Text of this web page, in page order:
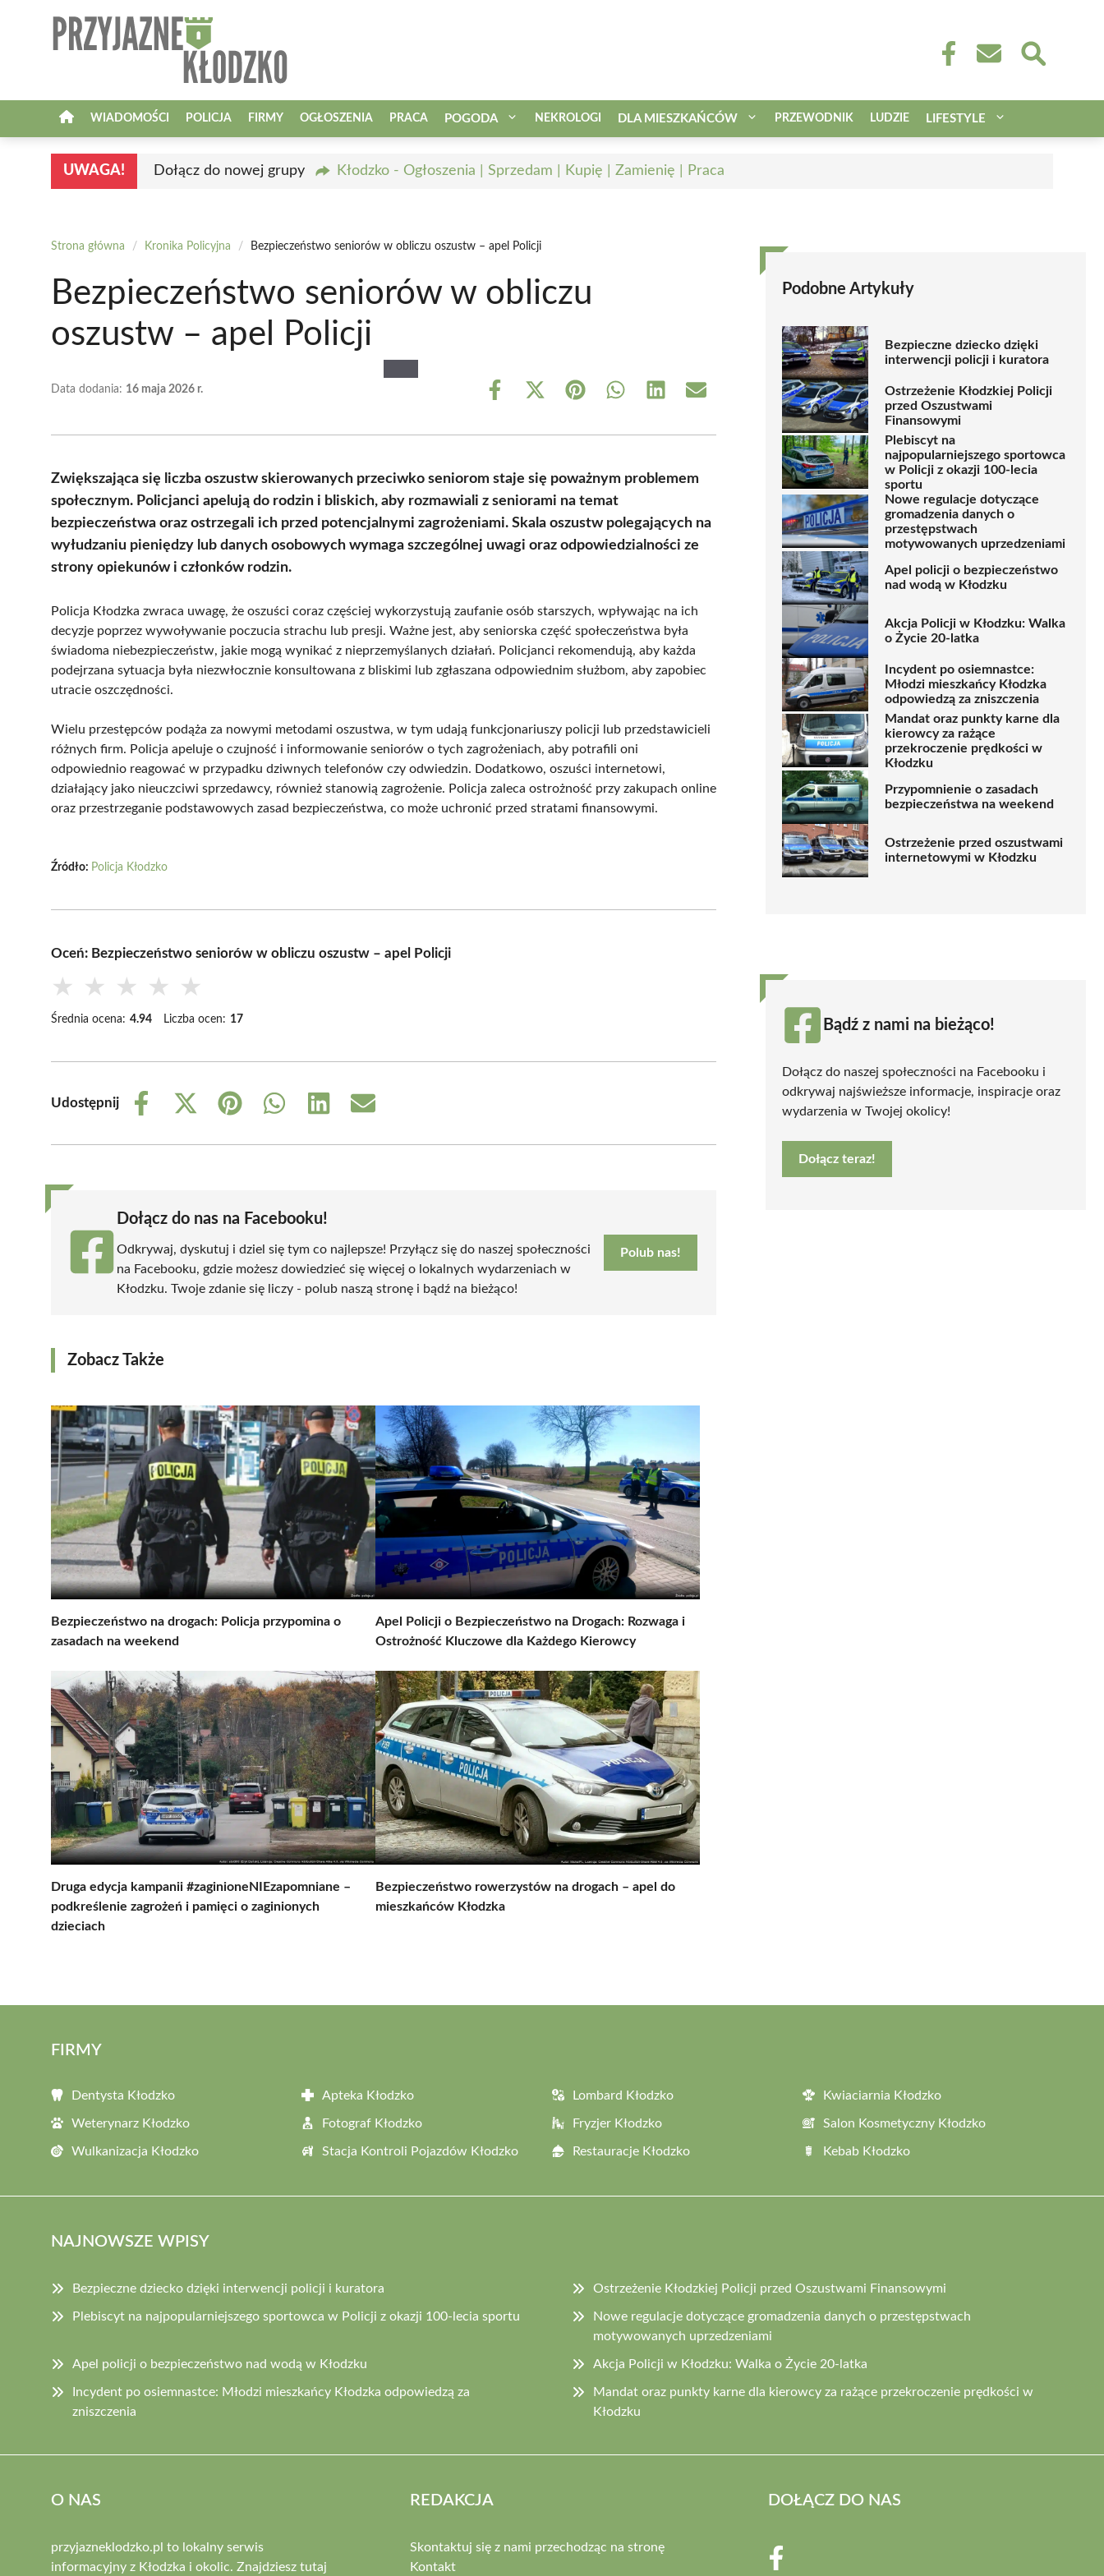
WIADOMOŚCI POLICJA FIRMY OGŁOSZENIA PRACA POGODA NEKROLOGI DLA MIESZKAŃCÓW PRZEWODNIK LUDZIE LIFESTYLE
UWAGA! Dołącz do nowej grupy Kłodzko - Ogłoszenia | Sprzedam | Kupię | Zamienię | Praca
Strona główna / Kronika Policyjna / Bezpieczeństwo seniorów w obliczu oszustw – apel Policji
Bezpieczeństwo seniorów w obliczu
oszustw – apel Policji
Data dodania: 16 maja 2026 r.
Share
Share
(Twitter)
Share Share Share Share
Zwiększająca się liczba oszustw skierowanych przeciwko seniorom staje się poważnym problemem
społecznym. Policjanci apelują do rodzin i bliskich, aby rozmawiali z seniorami na temat
bezpieczeństwa oraz ostrzegali ich przed potencjalnymi zagrożeniami. Skala oszustw polegających na
wyłudzaniu pieniędzy lub danych osobowych wymaga szczególnej uwagi oraz odpowiedzialności ze
strony opiekunów i członków rodzin.
Policja Kłodzka zwraca uwagę, że oszuści coraz częściej wykorzystują zaufanie osób starszych, wpływając na ich
decyzje poprzez wywoływanie poczucia strachu lub presji. Ważne jest, aby seniorska część społeczeństwa była
świadoma niebezpieczeństw, jakie mogą wynikać z nieprzemyślanych działań. Policjanci rekomendują, aby każda
podejrzana sytuacja była niezwłocznie konsultowana z bliskimi lub zgłaszana odpowiednim służbom, aby zapobiec
utracie oszczędności.
Wielu przestępców podąża za nowymi metodami oszustwa, w tym udają funkcjonariuszy policji lub przedstawicieli
różnych firm. Policja apeluje o czujność i informowanie seniorów o tych zagrożeniach, aby potrafili oni
odpowiednio reagować w przypadku dziwnych telefonów czy odwiedzin. Dodatkowo, oszuści internetowi,
działający jako nieuczciwi sprzedawcy, również stanowią zagrożenie. Policja zaleca ostrożność przy zakupach online
oraz przestrzeganie podstawowych zasad bezpieczeństwa, co może uchronić przed stratami finansowymi.
Źródło: Policja Kłodzko
Oceń: Bezpieczeństwo seniorów w obliczu oszustw – apel Policji
★ ★ ★ ★ ★
Średnia ocena: 4.94 Liczba ocen: 17
Udostępnij
Share
Share
(Twitter)
Share
Share
Share
Share
Dołącz do nas na Facebooku!
Odkrywaj, dyskutuj i dziel się tym co najlepsze! Przyłącz się do naszej społeczności
na Facebooku, gdzie możesz dowiedzieć się więcej o lokalnych wydarzeniach w
Kłodzku. Twoje zdanie się liczy - polub naszą stronę i bądź na bieżąco!
Polub nas!
Zobacz Także
Bezpieczeństwo na drogach: Policja przypomina o
zasadach na weekend
Apel Policji o Bezpieczeństwo na Drogach: Rozwaga i
Ostrożność Kluczowe dla Każdego Kierowcy
Druga edycja kampanii #zaginioneNIEzapomniane –
podkreślenie zagrożeń i pamięci o zaginionych
dzieciach
Bezpieczeństwo rowerzystów na drogach – apel do
mieszkańców Kłodzka
Podobne Artykuły
Bezpieczne dziecko dzięki
interwencji policji i kuratora
Ostrzeżenie Kłodzkiej Policji
przed Oszustwami
Finansowymi
Plebiscyt na
najpopularniejszego sportowca
w Policji z okazji 100-lecia
sportu
Nowe regulacje dotyczące
gromadzenia danych o
przestępstwach
motywowanych uprzedzeniami
Apel policji o bezpieczeństwo
nad wodą w Kłodzku
Akcja Policji w Kłodzku: Walka
o Życie 20-latka
Incydent po osiemnastce:
Młodzi mieszkańcy Kłodzka
odpowiedzą za zniszczenia
Mandat oraz punkty karne dla
kierowcy za rażące
przekroczenie prędkości w
Kłodzku
Przypomnienie o zasadach
bezpieczeństwa na weekend
Ostrzeżenie przed oszustwami
internetowymi w Kłodzku
Bądź z nami na bieżąco!
Dołącz do naszej społeczności na Facebooku i
odkrywaj najświeższe informacje, inspiracje oraz
wydarzenia w Twojej okolicy!
Dołącz teraz!
FIRMY
Dentysta Kłodzko Apteka Kłodzko Lombard Kłodzko Kwiaciarnia Kłodzko
Weterynarz Kłodzko Fotograf Kłodzko Fryzjer Kłodzko Salon Kosmetyczny Kłodzko
Wulkanizacja Kłodzko Stacja Kontroli Pojazdów Kłodzko Restauracje Kłodzko Kebab Kłodzko
NAJNOWSZE WPISY
Bezpieczne dziecko dzięki interwencji policji i kuratora Ostrzeżenie Kłodzkiej Policji przed Oszustwami Finansowymi
Plebiscyt na najpopularniejszego sportowca w Policji z okazji 100-lecia sportu
Nowe regulacje dotyczące gromadzenia danych o przestępstwach
motywowanych uprzedzeniami
Apel policji o bezpieczeństwo nad wodą w Kłodzku Akcja Policji w Kłodzku: Walka o Życie 20-latka
Incydent po osiemnastce: Młodzi mieszkańcy Kłodzka odpowiedzą za
zniszczenia
Mandat oraz punkty karne dla kierowcy za rażące przekroczenie prędkości w
Kłodzku
O NAS
przyjazneklodzko.pl to lokalny serwis
informacyjny z Kłodzka i okolic. Znajdziesz tutaj
REDAKCJA
Skontaktuj się z nami przechodząc na stronę
Kontakt
DOŁĄCZ DO NAS